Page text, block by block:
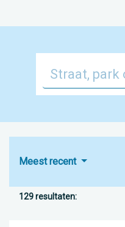
Meest recent
129 resultaten: